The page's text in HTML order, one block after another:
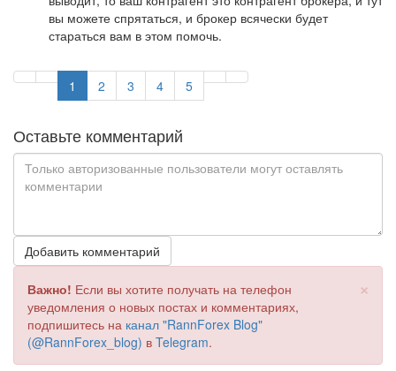
вы можете спрятаться, и брокер всячески будет
стараться вам в этом помочь.
1 2 3 4 5
Оставьте комментарий
Добавить комментарий
×
Важно! Если вы хотите получать на телефон
уведомления о новых постах и комментариях,
подпишитесь на канал "RannForex Blog"
(@RannForex_blog) в Telegram.